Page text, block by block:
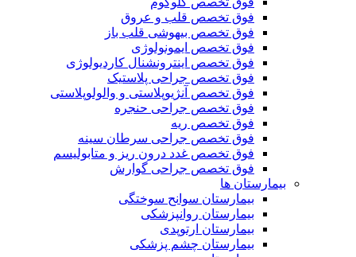
فوق تخصص قلب و عروق
فوق تخصص بیهوشی قلب باز
فوق تخصص ایمونولوژی
فوق تخصص اینترونشنال کاردیولوژی
فوق تخصص جراحی پلاستیک
فوق تخصص آنژیوپلاستی و والولوپلاستی
فوق تخصص جراحی حنجره
فوق تخصص ریه
فوق تخصص جراحی سرطان سینه
فوق تخصص غدد درون ریز و متابولیسم
فوق تخصص جراحی گوارش
بیمارستان ها
بیمارستان سوانح سوختگی
بیمارستان روانپزشکی
بیمارستان ارتوپدی
بیمارستان چشم پزشکی